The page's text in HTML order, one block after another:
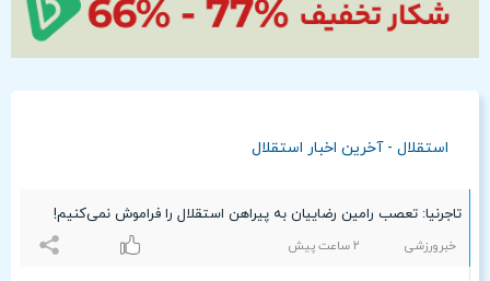
استقلال - آخرین اخبار استقلال
تاجرنیا: تعصب رامین رضاییان به پیراهن استقلال را فراموش نمی‌کنیم!
خبرورزشی ۲ ساعت پيش